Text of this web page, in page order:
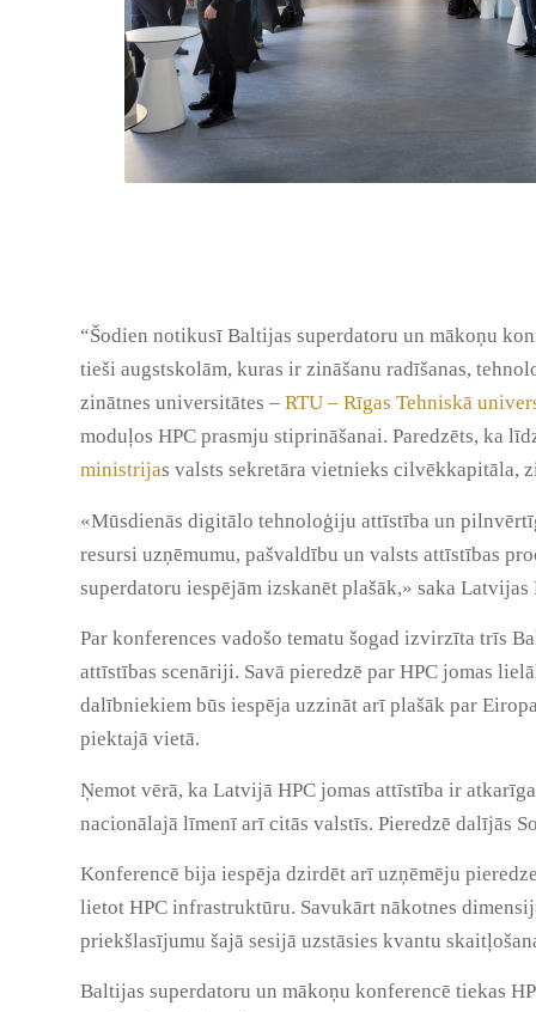
“Šodien notikusī Baltijas superdatoru un mākoņu
tieši augstskolām, kuras ir zināšanu radīšanas,
zinātnes universitātes – RTU – Rīgas Tehniskā
moduļos HPC prasmju stiprināšanai. Paredzēts, ka
ministrijas valsts sekretāra vietnieks cilvēkkapitāla,
«Mūsdienās digitālo tehnoloģiju attīstība un
resursi uzņēmumu, pašvaldību un valsts attīstības
superdatoru iespējām izskanēt plašāk,» saka
Par konferences vadošo tematu šogad izvirzīta trīs
attīstības scenāriji. Savā pieredzē par HPC jomas
dalībniekiem būs iespēja uzzināt arī plašāk par
piektajā vietā.
Ņemot vērā, ka Latvijā HPC jomas attīstība ir
nacionālajā līmenī arī citās valstīs. Pieredzē dalījās
Konferencē bija iespēja dzirdēt arī uzņēmēju
lietot HPC infrastruktūru. Savukārt nākotnes
priekšlasījumu šajā sesijā uzstāsies kvantu
Baltijas superdatoru un mākoņu konferencē tiekas